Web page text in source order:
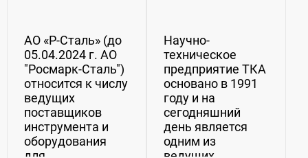
АО «Р-Сталь» (до
05.04.2024 г. АО
"Росмарк-Сталь")
относится к числу
ведущих
поставщиков
инструмента и
оборудования
Научно-
техническое
предприятие ТКА
основано в 1991
году и на
сегодняшний
день является
одним из